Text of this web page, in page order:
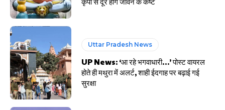
Uttar Pradesh News
UP News: ‘आ रहे भगवाधारी…’ पोस्ट वायरल
होते ही मथुरा में अलर्ट, शाही ईदगाह पर बढ़ाई गई
सुरक्षा